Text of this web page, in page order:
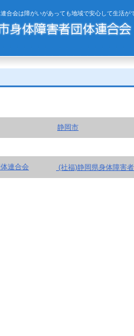
合会は障がいがあっても地域で安心して生活が
静岡市
連合会 (社福)静岡県身体障害